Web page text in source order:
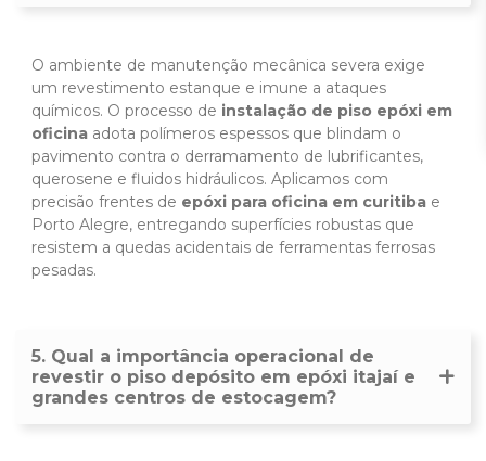
O ambiente de manutenção mecânica severa exige
um revestimento estanque e imune a ataques
químicos. O processo de instalação de piso epóxi em
oficina adota polímeros espessos que blindam o
pavimento contra o derramamento de lubrificantes,
querosene e fluidos hidráulicos. Aplicamos com
precisão frentes de epóxi para oficina em curitiba e
Porto Alegre, entregando superfícies robustas que
resistem a quedas acidentais de ferramentas ferrosas
pesadas.
5. Qual a importância operacional de
revestir o piso depósito em epóxi itajaí e
grandes centros de estocagem?